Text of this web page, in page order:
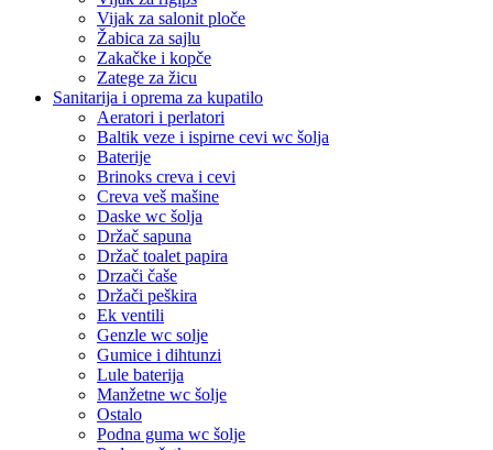
Vijak za salonit ploče
Žabica za sajlu
Zakačke i kopče
Zatege za žicu
Sanitarija i oprema za kupatilo
Aeratori i perlatori
Baltik veze i ispirne cevi wc šolja
Baterije
Brinoks creva i cevi
Creva veš mašine
Daske wc šolja
Držač sapuna
Držač toalet papira
Drzači čaše
Držači peškira
Ek ventili
Genzle wc solje
Gumice i dihtunzi
Lule baterija
Manžetne wc šolje
Ostalo
Podna guma wc šolje